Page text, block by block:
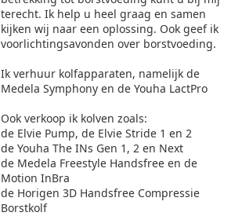
terecht. Ik help u heel graag en samen
kijken wij naar een oplossing. Ook geef ik
voorlichtingsavonden over borstvoeding.
Ik verhuur kolfapparaten, namelijk de
Medela Symphony en de Youha LactPro
Ook verkoop ik kolven zoals:
de Elvie Pump, de Elvie Stride 1 en 2
de Youha The INs Gen 1, 2 en Next
de Medela Freestyle Handsfree en de
Motion InBra
de Horigen 3D Handsfree Compressie
Borstkolf